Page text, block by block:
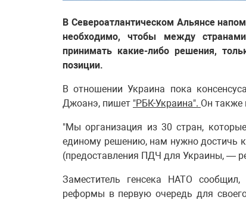
В Североатлантическом Альянсе
необходимо, чтобы между
принимать какие-либо решения,
позиции.
В отношении Украина пока
Джоанэ, пишет "РБК-Украина". Он также
"Мы организация из 30 стран,
единому решению, нам нужно достичь
(предоставления ПДЧ для Украины, —
Заместитель генсека НАТО
реформы в первую очередь для